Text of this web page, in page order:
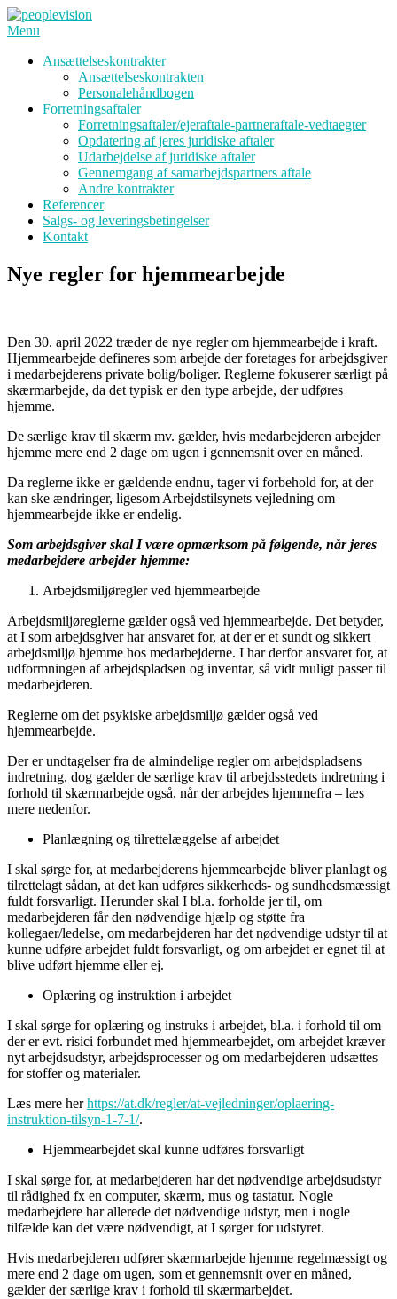
Spring
til
Menu
Ansættelseskontrakter
Ansættelseskontrakten
Personalehåndbogen
Forretningsaftaler
Forretningsaftaler/ejeraftale-partneraftale-vedtaegter
Opdatering af jeres juridiske aftaler
Udarbejdelse af juridiske aftaler
Gennemgang af samarbejdspartners aftale
Andre kontrakter
Referencer
Salgs- og leveringsbetingelser
Kontakt
Nye regler for hjemmearbejde
Den 30. april 2022 træder de nye regler om hjemmearbejde i kraft.
Hjemmearbejde defineres som arbejde der foretages for arbejdsgiver
i medarbejderens private bolig/boliger. Reglerne fokuserer særligt på
skærmarbejde, da det typisk er den type arbejde, der udføres
hjemme.
De særlige krav til skærm mv. gælder, hvis medarbejderen arbejder
hjemme mere end 2 dage om ugen i gennemsnit over en måned.
Da reglerne ikke er gældende endnu, tager vi forbehold for, at der
kan ske ændringer, ligesom Arbejdstilsynets vejledning om
hjemmearbejde ikke er endelig.
Som arbejdsgiver skal I være opmærksom på følgende, når jeres
medarbejdere arbejder hjemme:
Arbejdsmiljøregler ved hjemmearbejde
Arbejdsmiljøreglerne gælder også ved hjemmearbejde. Det betyder,
at I som arbejdsgiver har ansvaret for, at der er et sundt og sikkert
arbejdsmiljø hjemme hos medarbejderne. I har derfor ansvaret for, at
udformningen af arbejdspladsen og inventar, så vidt muligt passer til
medarbejderen.
Reglerne om det psykiske arbejdsmiljø gælder også ved
hjemmearbejde.
Der er undtagelser fra de almindelige regler om arbejdspladsens
indretning, dog gælder de særlige krav til arbejdsstedets indretning i
forhold til skærmarbejde også, når der arbejdes hjemmefra – læs
mere nedenfor.
Planlægning og tilrettelæggelse af arbejdet
I skal sørge for, at medarbejderens hjemmearbejde bliver planlagt og
tilrettelagt sådan, at det kan udføres sikkerheds- og sundhedsmæssigt
fuldt forsvarligt. Herunder skal I bl.a. forholde jer til, om
medarbejderen får den nødvendige hjælp og støtte fra
kollegaer/ledelse, om medarbejderen har det nødvendige udstyr til at
kunne udføre arbejdet fuldt forsvarligt, og om arbejdet er egnet til at
blive udført hjemme eller ej.
Oplæring og instruktion i arbejdet
I skal sørge for oplæring og instruks i arbejdet, bl.a. i forhold til om
der er evt. risici forbundet med hjemmearbejdet, om arbejdet kræver
nyt arbejdsudstyr, arbejdsprocesser og om medarbejderen udsættes
for stoffer og materialer.
Læs mere herhttps://at.dk/regler/at-vejledninger/oplaering-
instruktion-tilsyn-1-7-1/.
Hjemmearbejdet skal kunne udføres forsvarligt
I skal sørge for, at medarbejderen har det nødvendige arbejdsudstyr
til rådighed fx en computer, skærm, mus og tastatur. Nogle
medarbejdere har allerede det nødvendige udstyr, men i nogle
tilfælde kan det være nødvendigt, at I sørger for udstyret.
Hvis medarbejderen udfører skærmarbejde hjemme regelmæssigt og
mere end 2 dage om ugen, som et gennemsnit over en måned,
gælder der særlige krav i forhold til skærmarbejdet.